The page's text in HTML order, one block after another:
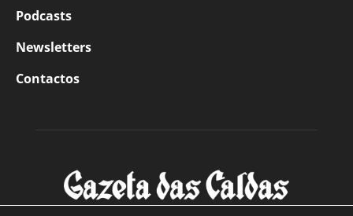
Podcasts
Newsletters
Contactos